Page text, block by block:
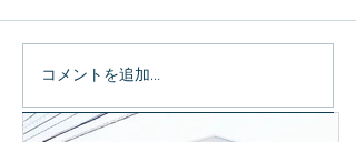
コメントを追加…
特集記事